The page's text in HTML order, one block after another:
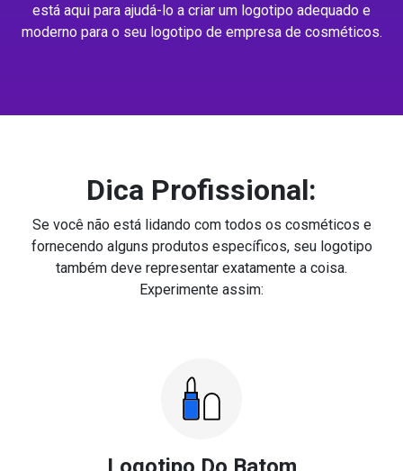
está aqui para ajudá-lo a criar um logotipo adequado e
moderno para o seu logotipo de empresa de cosméticos.
Dica Profissional:
Se você não está lidando com todos os cosméticos e
fornecendo alguns produtos específicos, seu logotipo
também deve representar exatamente a coisa.
Experimente assim: